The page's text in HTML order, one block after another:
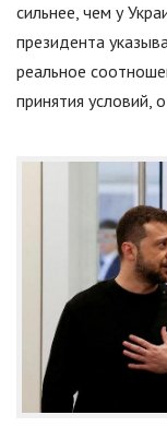
сильнее, чем у
президента
реальное
принятия условий,